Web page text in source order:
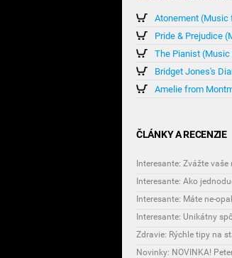
Atonement (Music
Pride & Prejudice
The Pianist
Bridget Jones's
Amelie from
ČLÁNKY A RECENZIE
Interesante: Zvážte
Interesante: Ako
Interesante: Máte ne-
Zdravie: Rýchle tipy na
Novinky: NOVINKA!